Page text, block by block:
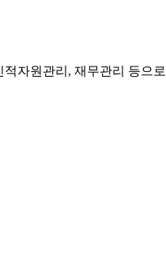
자원관리, 재무관리 등으